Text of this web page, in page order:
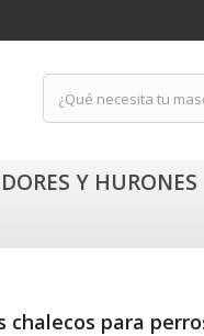
Y HURONES
chalecos para